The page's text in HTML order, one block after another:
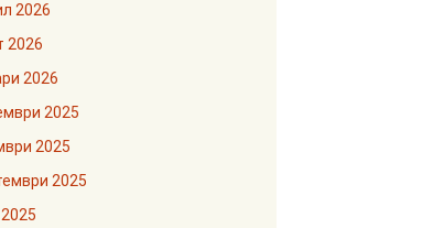
2026
2026
2026
2025
2025
2025